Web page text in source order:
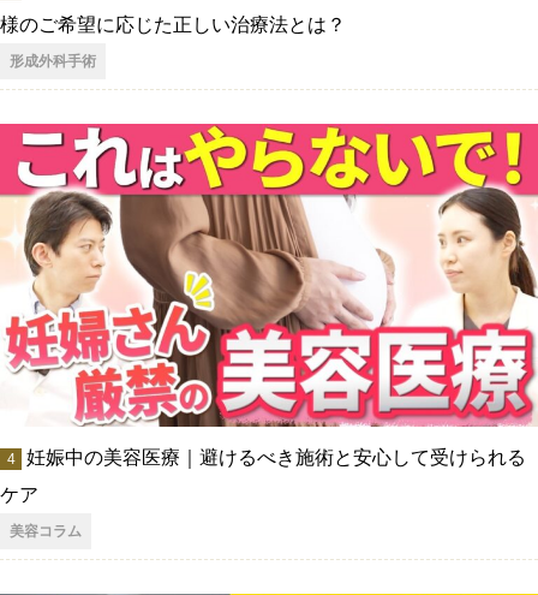
様のご希望に応じた正しい治療法とは？
形成外科手術
妊娠中の美容医療｜避けるべき施術と安心して受けられる
ケア
美容コラム